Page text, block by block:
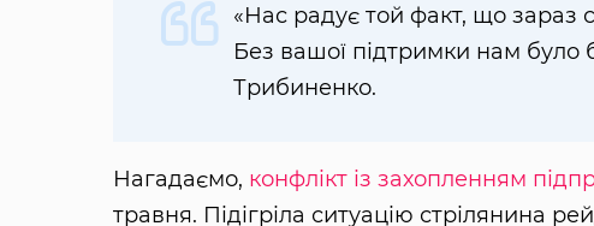
«Нас радує той факт, що зараз
Без вашої підтримки нам
Трибиненко.
Нагадаємо, конфлікт із захопленням
травня. Підігріла ситуацію стрілянина